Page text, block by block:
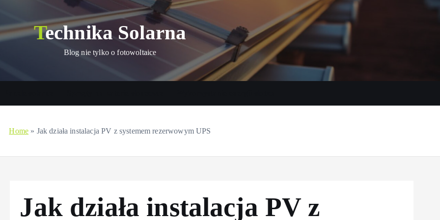
Technika Solarna
Blog nie tylko o fotowoltaice
Home » Jak działa instalacja PV z systemem rezerwowym UPS
Jak działa instalacja PV z